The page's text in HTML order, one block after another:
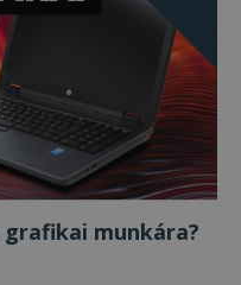
munkára?